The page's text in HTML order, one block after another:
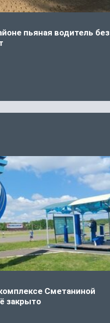
пьяная водитель без
Сметаниной
закрыто